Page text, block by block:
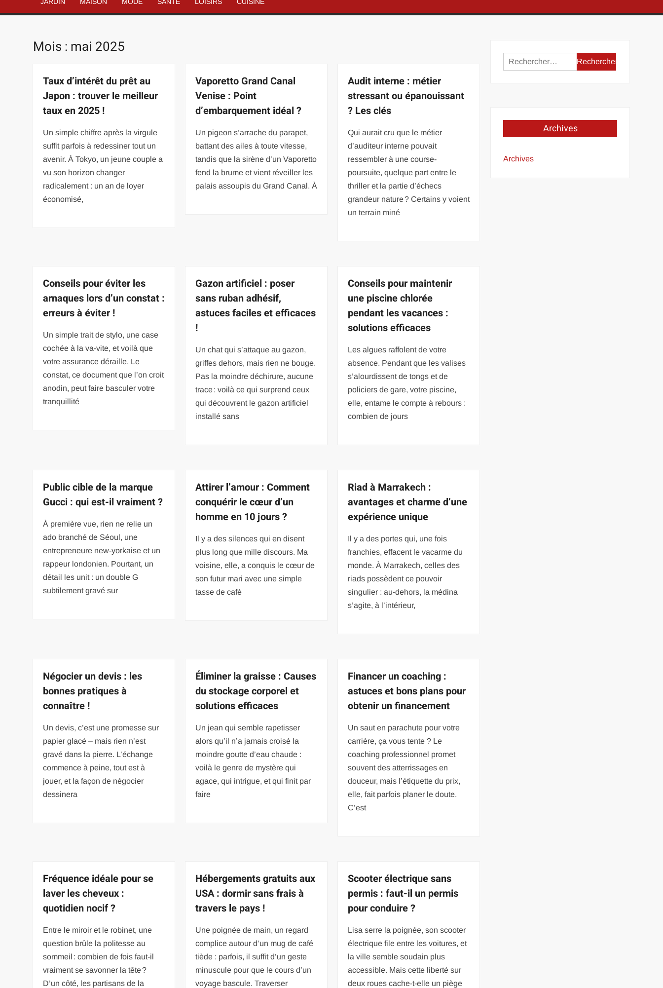
Mois : mai 2025
Taux d’intérêt du prêt au
Japon : trouver le meilleur
taux en 2025 !
Un simple chiffre après la virgule
suffit parfois à redessiner tout un
avenir. À Tokyo, un jeune couple a
vu son horizon changer
radicalement : un an de loyer
économisé,
Vaporetto Grand Canal
Venise : Point
d’embarquement idéal ?
Un pigeon s’arrache du parapet,
battant des ailes à toute vitesse,
tandis que la sirène d’un Vaporetto
fend la brume et vient réveiller les
palais assoupis du Grand Canal. À
Audit interne : métier
stressant ou épanouissant
? Les clés
Qui aurait cru que le métier
d’auditeur interne pouvait
ressembler à une course-
poursuite, quelque part entre le
thriller et la partie d’échecs
grandeur nature ? Certains y voient
un terrain miné
Conseils pour éviter les
arnaques lors d’un constat :
erreurs à éviter !
Un simple trait de stylo, une case
cochée à la va-vite, et voilà que
votre assurance déraille. Le
constat, ce document que l’on croit
anodin, peut faire basculer votre
tranquillité
Gazon artificiel : poser
sans ruban adhésif,
astuces faciles et efficaces
!
Un chat qui s’attaque au gazon,
griffes dehors, mais rien ne bouge.
Pas la moindre déchirure, aucune
trace : voilà ce qui surprend ceux
qui découvrent le gazon artificiel
installé sans
Conseils pour maintenir
une piscine chlorée
pendant les vacances :
solutions efficaces
Les algues raffolent de votre
absence. Pendant que les valises
s’alourdissent de tongs et de
policiers de gare, votre piscine,
elle, entame le compte à rebours :
combien de jours
Public cible de la marque
Gucci : qui est-il vraiment ?
À première vue, rien ne relie un
ado branché de Séoul, une
entrepreneure new-yorkaise et un
rappeur londonien. Pourtant, un
détail les unit : un double G
subtilement gravé sur
Attirer l’amour : Comment
conquérir le cœur d’un
homme en 10 jours ?
Il y a des silences qui en disent
plus long que mille discours. Ma
voisine, elle, a conquis le cœur de
son futur mari avec une simple
tasse de café
Riad à Marrakech :
avantages et charme d’une
expérience unique
Il y a des portes qui, une fois
franchies, effacent le vacarme du
monde. À Marrakech, celles des
riads possèdent ce pouvoir
singulier : au-dehors, la médina
s’agite, à l’intérieur,
Négocier un devis : les
bonnes pratiques à
connaître !
Un devis, c’est une promesse sur
papier glacé – mais rien n’est
gravé dans la pierre. L’échange
commence à peine, tout est à
jouer, et la façon de négocier
dessinera
Éliminer la graisse : Causes
du stockage corporel et
solutions efficaces
Un jean qui semble rapetisser
alors qu’il n’a jamais croisé la
moindre goutte d’eau chaude :
voilà le genre de mystère qui
agace, qui intrigue, et qui finit par
faire
Financer un coaching :
astuces et bons plans pour
obtenir un financement
Un saut en parachute pour votre
carrière, ça vous tente ? Le
coaching professionnel promet
souvent des atterrissages en
douceur, mais l’étiquette du prix,
elle, fait parfois planer le doute.
C’est
Fréquence idéale pour se
laver les cheveux :
quotidien nocif ?
Entre le miroir et le robinet, une
question brûle la politesse au
sommeil : combien de fois faut-il
vraiment se savonner la tête ?
D’un côté, les partisans de la
Hébergements gratuits aux
USA : dormir sans frais à
travers le pays !
Une poignée de main, un regard
complice autour d’un mug de café
tiède : parfois, il suffit d’un geste
minuscule pour que le cours d’un
voyage bascule. Traverser
Scooter électrique sans
permis : faut-il un permis
pour conduire ?
Lisa serre la poignée, son scooter
électrique file entre les voitures, et
la ville semble soudain plus
accessible. Mais cette liberté sur
deux roues cache-t-elle un piège
Rechercher :
Archives
Archives